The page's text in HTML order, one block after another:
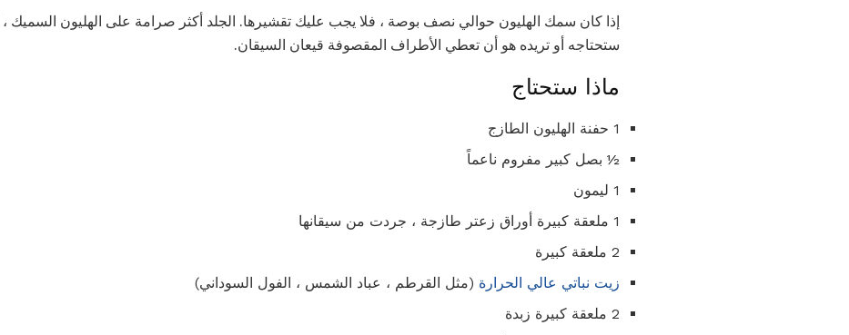
إذا كان سمك الهليون حوالي نصف بوصة ، فلا يجب عليك تقشيرها. الجلد أكثر صرامة على الهليون السميك
ستحتاجه أو تريده هو أن تعطي الأطراف المقصوفة قيعان السيقان.
ماذا ستحتاج
1 حفنة الهليون الطازج
½ بصل كبير مفروم ناعماً
1 ليمون
1 ملعقة كبيرة أوراق زعتر طازجة ، جردت من سيقانها
2 ملعقة كبيرة
زيت نباتي عالي الحرارة (مثل القرطم ، عباد الشمس ، الفول السوداني)
2 ملعقة كبيرة زبدة